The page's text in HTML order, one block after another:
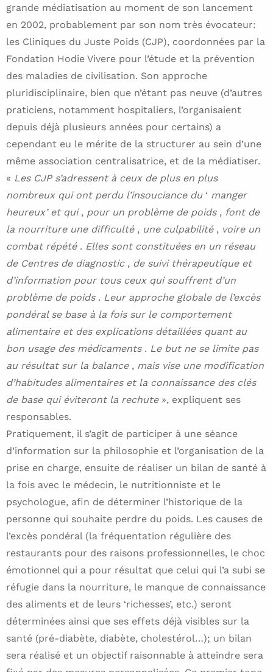
grande médiatisation au moment de son lancement
en 2002, probablement par son nom très évocateur:
les Cliniques du Juste Poids (CJP), coordonnées par la
Fondation Hodie Vivere pour l’étude et la prévention
des maladies de civilisation. Son approche
pluridisciplinaire, bien que n’étant pas neuve (d’autres
praticiens, notamment hospitaliers, l’organisaient
depuis déjà plusieurs années pour certains) a
cependant eu le mérite de la structurer au sein d’une
même association centralisatrice, et de la médiatiser.
« Les CJP s’adressent à ceux de plus en plus
nombreux qui ont perdu l’insouciance du ‘ manger
heureux’ et qui , pour un problème de poids , font de
la nourriture une difficulté , une culpabilité , voire un
combat répété . Elles sont constituées en un réseau
de Centres de diagnostic , de suivi thérapeutique et
d’information pour tous ceux qui souffrent d’un
problème de poids . Leur approche globale de l’excès
pondéral se base à la fois sur le comportement
alimentaire et des explications détaillées quant au
bon usage des médicaments . Le but ne se limite pas
au résultat sur la balance , mais vise une modification
d’habitudes alimentaires et la connaissance des clés
de base qui éviteront la rechute », expliquent ses
responsables.
Pratiquement, il s’agit de participer à une séance
d’information sur la philosophie et l’organisation de la
prise en charge, ensuite de réaliser un bilan de santé à
la fois avec le médecin, le nutritionniste et le
psychologue, afin de déterminer l’historique de la
personne qui souhaite perdre du poids. Les causes de
l’excès pondéral (la fréquentation régulière des
restaurants pour des raisons professionnelles, le choc
émotionnel qui a pour résultat que celui qui l’a subi se
réfugie dans la nourriture, le manque de connaissance
des aliments et de leurs ‘richesses’, etc.) seront
déterminées ainsi que ses effets déjà visibles sur la
santé (pré-diabète, diabète, cholestérol…); un bilan
sera réalisé et un objectif raisonnable à atteindre sera